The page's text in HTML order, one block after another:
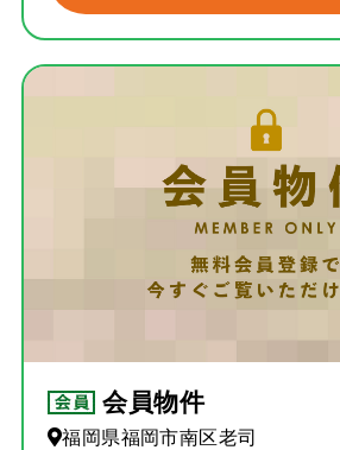
会員物件
福岡県福岡市南区老司